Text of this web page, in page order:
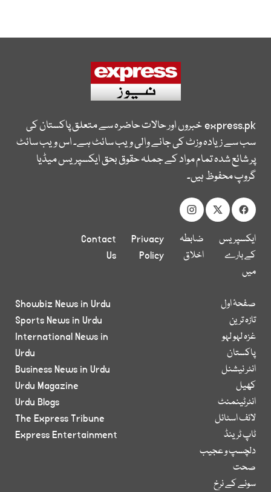
express.pkخبروں اور حالات حاضرہ سے متعلق پاکستان کی
سب سے زیادہ وزٹ کی جانے والی ویب سائٹ ہے۔ اس ویب سائٹ
پر شائع شدہ تمام مواد کے جملہ حقوق بحق ایکسپریس میڈیا
گروپ محفوظ ہیں۔
ایکسپریس
کے بارے
میں
ضابطہ
اخلاق
Privacy
Policy
Contact
Us
صفحۂ اول
تازہ ترین
غزہ لہو لہو
پاکستان
انٹر نیشنل
کھیل
انٹرٹینمنٹ
لائف اسٹائل
ٹاپ ٹرینڈ
دلچسپ و عجیب
صحت
سونے کے نرخ
Showbiz News in Urdu
Sports News in Urdu
International News in
Urdu
Business News in Urdu
Urdu Magazine
Urdu Blogs
The Express Tribune
Express Entertainment